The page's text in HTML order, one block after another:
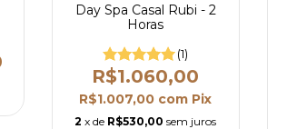
Day Spa Casal Rubi - 2
Horas
(1)
R$1.060,00
R$1.007,00 com Pix
2 x de R$530,00 sem juros